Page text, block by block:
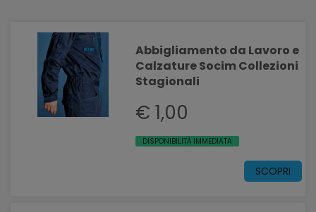
Abbigliamento da Lavoro e
Calzature Socim Collezioni
Stagionali
€ 1,00
DISPONIBILITÀ IMMEDIATA
SCOPRI